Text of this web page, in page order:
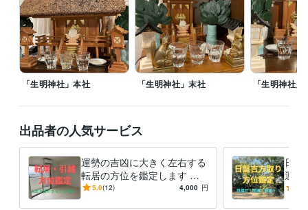
得意分野
占い 九星気学鑑定 病気平癒（霊視・浄霊） 心願成就 水子霊供養
故人供養
九星気学 方位学 運命学 占い 開運 神道 御祈願 霊視
お祓い
供養
「生明神社」本社 「生明神社」末社 「生明神社」
出品者の人気サービス
運勢の吉凶に大きく左右する
転居の方位を鑑定します ー
転居・引越で人生を狂わさな
5.0(12) 4,000 円
日盤
運に
ー